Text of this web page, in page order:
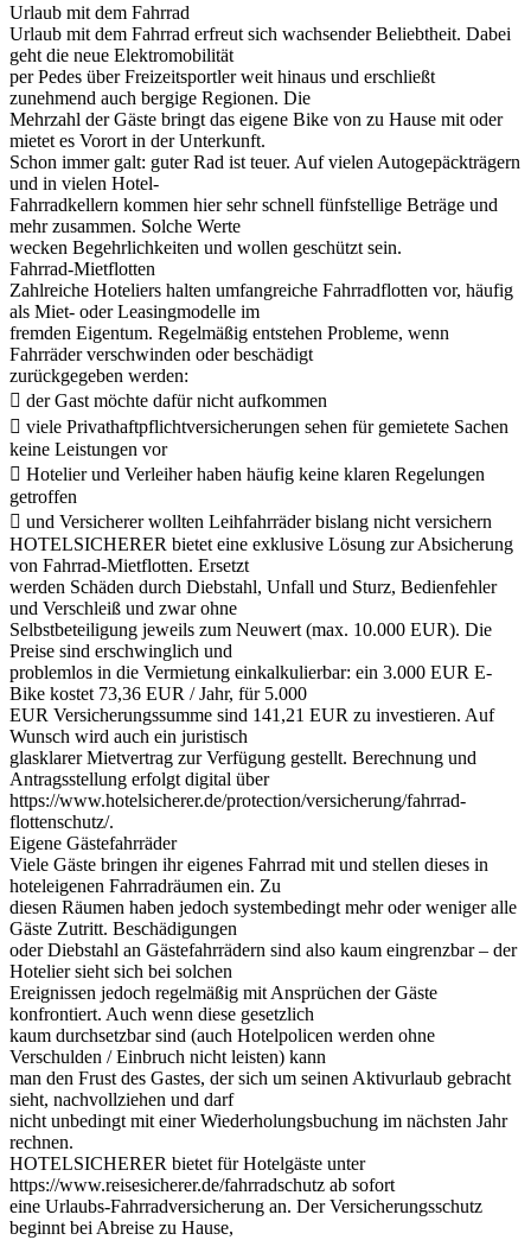
Urlaub mit dem Fahrrad
Urlaub mit dem Fahrrad erfreut sich wachsender Beliebtheit. Dabei
geht die neue Elektromobilität
per Pedes über Freizeitsportler weit hinaus und erschließt
zunehmend auch bergige Regionen. Die
Mehrzahl der Gäste bringt das eigene Bike von zu Hause mit oder
mietet es Vorort in der Unterkunft.
Schon immer galt: guter Rad ist teuer. Auf vielen Autogepäckträgern
und in vielen Hotel-
Fahrradkellern kommen hier sehr schnell fünfstellige Beträge und
mehr zusammen. Solche Werte
wecken Begehrlichkeiten und wollen geschützt sein.
Fahrrad-Mietflotten
Zahlreiche Hoteliers halten umfangreiche Fahrradflotten vor, häufig
als Miet- oder Leasingmodelle im
fremden Eigentum. Regelmäßig entstehen Probleme, wenn
Fahrräder verschwinden oder beschädigt
zurückgegeben werden:
 der Gast möchte dafür nicht aufkommen
 viele Privathaftpflichtversicherungen sehen für gemietete Sachen
keine Leistungen vor
 Hotelier und Verleiher haben häufig keine klaren Regelungen
getroffen
 und Versicherer wollten Leihfahrräder bislang nicht versichern
HOTELSICHERER bietet eine exklusive Lösung zur Absicherung
von Fahrrad-Mietflotten. Ersetzt
werden Schäden durch Diebstahl, Unfall und Sturz, Bedienfehler
und Verschleiß und zwar ohne
Selbstbeteiligung jeweils zum Neuwert (max. 10.000 EUR). Die
Preise sind erschwinglich und
problemlos in die Vermietung einkalkulierbar: ein 3.000 EUR E-
Bike kostet 73,36 EUR / Jahr, für 5.000
EUR Versicherungssumme sind 141,21 EUR zu investieren. Auf
Wunsch wird auch ein juristisch
glasklarer Mietvertrag zur Verfügung gestellt. Berechnung und
Antragsstellung erfolgt digital über
https://www.hotelsicherer.de/protection/versicherung/fahrrad-
flottenschutz/.
Eigene Gästefahrräder
Viele Gäste bringen ihr eigenes Fahrrad mit und stellen dieses in
hoteleigenen Fahrradräumen ein. Zu
diesen Räumen haben jedoch systembedingt mehr oder weniger alle
Gäste Zutritt. Beschädigungen
oder Diebstahl an Gästefahrrädern sind also kaum eingrenzbar – der
Hotelier sieht sich bei solchen
Ereignissen jedoch regelmäßig mit Ansprüchen der Gäste
konfrontiert. Auch wenn diese gesetzlich
kaum durchsetzbar sind (auch Hotelpolicen werden ohne
Verschulden / Einbruch nicht leisten) kann
man den Frust des Gastes, der sich um seinen Aktivurlaub gebracht
sieht, nachvollziehen und darf
nicht unbedingt mit einer Wiederholungsbuchung im nächsten Jahr
rechnen.
HOTELSICHERER bietet für Hotelgäste unter
https://www.reisesicherer.de/fahrradschutz ab sofort
eine Urlaubs-Fahrradversicherung an. Der Versicherungsschutz
beginnt bei Abreise zu Hause,